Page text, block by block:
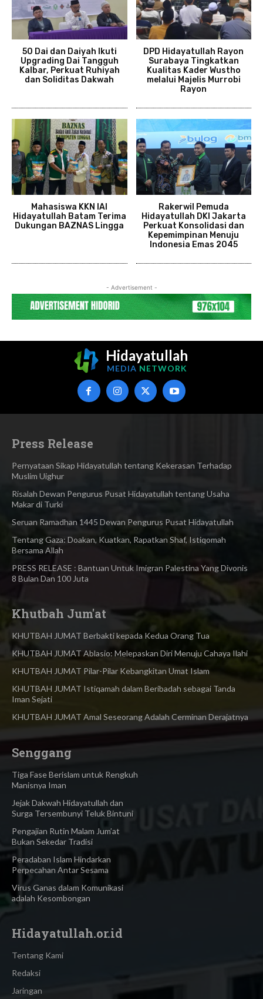
50 Dai dan Daiyah Ikuti
Upgrading Dai Tangguh
Kalbar, Perkuat Ruhiyah
dan Soliditas Dakwah
DPD Hidayatullah Rayon
Surabaya Tingkatkan
Kualitas Kader Wustho
melalui Majelis Murrobi
Rayon
Mahasiswa KKN IAI
Hidayatullah Batam Terima
Dukungan BAZNAS Lingga
Rakerwil Pemuda
Hidayatullah DKI Jakarta
Perkuat Konsolidasi dan
Kepemimpinan Menuju
Indonesia Emas 2045
- Advertisement -
Hidayatullah
MEDIA NETWORK
Press Release
Pernyataan Sikap Hidayatullah tentang Kekerasan Terhadap
Muslim Uighur
Risalah Dewan Pengurus Pusat Hidayatullah tentang Usaha
Makar di Turki
Seruan Ramadhan 1445 Dewan Pengurus Pusat Hidayatullah
Tentang Gaza: Doakan, Kuatkan, Rapatkan Shaf, Istiqomah
Bersama Allah
PRESS RELEASE : Bantuan Untuk Imigran Palestina Yang Divonis
8 Bulan Dan 100 Juta
Khutbah Jum'at
KHUTBAH JUMAT Berbakti kepada Kedua Orang Tua
KHUTBAH JUMAT Ablasio: Melepaskan Diri Menuju Cahaya Ilahi
KHUTBAH JUMAT Pilar-Pilar Kebangkitan Umat Islam
KHUTBAH JUMAT Istiqamah dalam Beribadah sebagai Tanda
Iman Sejati
KHUTBAH JUMAT Amal Seseorang Adalah Cerminan Derajatnya
Senggang
Tiga Fase Berislam untuk Rengkuh
Manisnya Iman
Jejak Dakwah Hidayatullah dan
Surga Tersembunyi Teluk Bintuni
Pengajian Rutin Malam Jum’at
Bukan Sekedar Tradisi
Peradaban Islam Hindarkan
Perpecahan Antar Sesama
Virus Ganas dalam Komunikasi
adalah Kesombongan
Hidayatullah.or.id
Tentang Kami
Redaksi
Jaringan